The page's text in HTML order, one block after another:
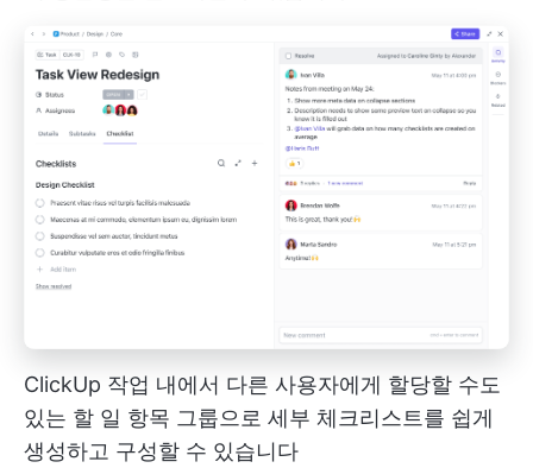
ClickUp 작업 내에서 다른 사용자에게 할당할 수도
있는 할 일 항목 그룹으로 세부 체크리스트를 쉽게
생성하고 구성할 수 있습니다